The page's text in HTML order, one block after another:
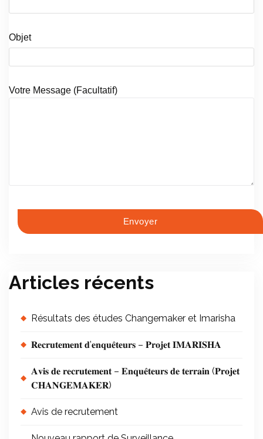
Objet
Votre Message (facultatif)
Articles récents
Résultats des études Changemaker et Imarisha
𝐑𝐞𝐜𝐫𝐮𝐭𝐞𝐦𝐞𝐧𝐭 𝐝’𝐞𝐧𝐪𝐮𝐞̂𝐭𝐞𝐮𝐫𝐬 – 𝐏𝐫𝐨𝐣𝐞𝐭 𝐈𝐌𝐀𝐑𝐈𝐒𝐇𝐀
𝐀𝐯𝐢𝐬 𝐝𝐞 𝐫𝐞𝐜𝐫𝐮𝐭𝐞𝐦𝐞𝐧𝐭 – 𝐄𝐧𝐪𝐮𝐞̂𝐭𝐞𝐮𝐫𝐬 𝐝𝐞 𝐭𝐞𝐫𝐫𝐚𝐢𝐧 (𝐏𝐫𝐨𝐣𝐞𝐭
𝐂𝐇𝐀𝐍𝐆𝐄𝐌𝐀𝐊𝐄𝐑)
Avis de recrutement